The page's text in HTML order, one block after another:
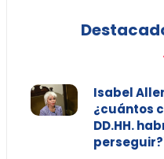
Isabel
¿cuántos
DD.HH.